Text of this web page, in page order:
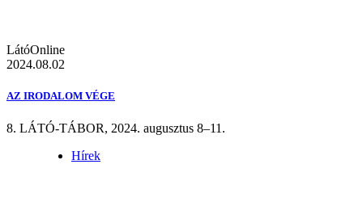
LátóOnline
2024.08.02
AZ IRODALOM VÉGE
8. LÁTÓ-TÁBOR, 2024. augusztus 8–11.
Hírek